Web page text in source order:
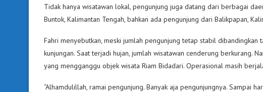
Tidak hanya wisatawan lokal, pengunjung juga datang dari berbagai
Buntok, Kalimantan Tengah, bahkan ada pengunjung dari Balikpapan,
Fahri menyebutkan, meski jumlah pengunjung tetap stabil
kunjungan. Saat terjadi hujan, jumlah wisatawan cenderung berkurang.
yang mengganggu objek wisata Riam Bidadari. Operasional masih
“Alhamdulillah, ramai pengunjung. Banyak aja pengunjungnya. Sampai